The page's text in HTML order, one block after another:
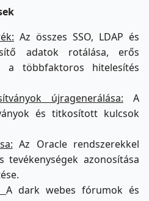
Az összes SSO, LDAP és
adatok rotálása, erős
a többfaktoros hitelesítés
újragenerálása: A
és titkosított kulcsok
Az Oracle rendszerekkel
tevékenységek azonosítása
A dark webes fórumok és